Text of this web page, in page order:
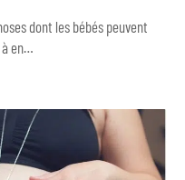
dont les bébés peuvent
en…